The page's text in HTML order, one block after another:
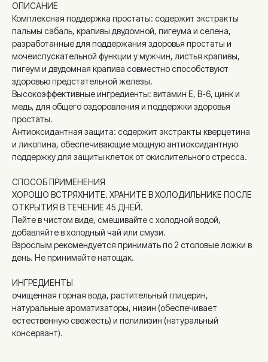
ОПИСАНИЕ
Комплексная поддержка простаты: содержит экстракты
пальмы сабаль, крапивы двудомной, пигеума и селена,
разработанные для поддержания здоровья простаты и
мочеиспускательной функции у мужчин, листья крапивы,
пигеум и двудомная крапива совместно способствуют
здоровью предстательной железы.
Высокоэффективные ингредиенты: витамин Е, В-6, цинк и
медь, для общего оздоровления и поддержки здоровья
простаты.
Антиоксидантная защита: содержит экстракты кверцетина
и ликопина, обеспечивающие мощную антиоксидантную
поддержку для защиты клеток от окислительного стресса.
СПОСОБ ПРИМЕНЕНИЯ
ХОРОШО ВСТРЯХНИТЕ. ХРАНИТЕ В ХОЛОДИЛЬНИКЕ ПОСЛЕ
ОТКРЫТИЯ В ТЕЧЕНИЕ 45 ДНЕЙ.
Пейте в чистом виде, смешивайте с холодной водой,
добавляйте в холодный чай или смузи.
Взрослым рекомендуется принимать по 2 столовые ложки в
день. Не принимайте натощак.
ИНГРЕДИЕНТЫ
очищенная горная вода, растительный глицерин,
натуральные ароматизаторы, низин (обеспечивает
естественную свежесть) и полилизин (натуральный
консервант).